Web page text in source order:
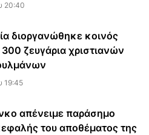
20:40
διοργανώθηκε κοινός
ζευγάρια χριστιανών
19:45
απένειμε παράσημο
του αποθέματος της